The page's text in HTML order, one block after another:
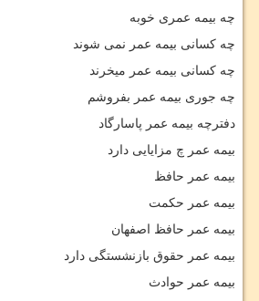
چه بیمه عمری خوبه
چه کسانی بیمه عمر نمی شوند
چه کسانی بیمه عمر میخرند
چه جوری بیمه عمر بفروشم
دفترچه بیمه عمر پاسارگاد
بیمه عمر چ مزایایی دارد
بیمه عمر حافظ
بیمه عمر حکمت
بیمه عمر حافظ اصفهان
بیمه عمر حقوق بازنشستگی دارد
بیمه عمر حوادث